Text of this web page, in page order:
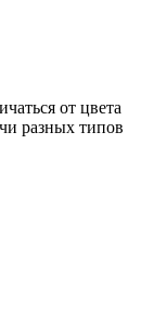
от цвета
разных типов